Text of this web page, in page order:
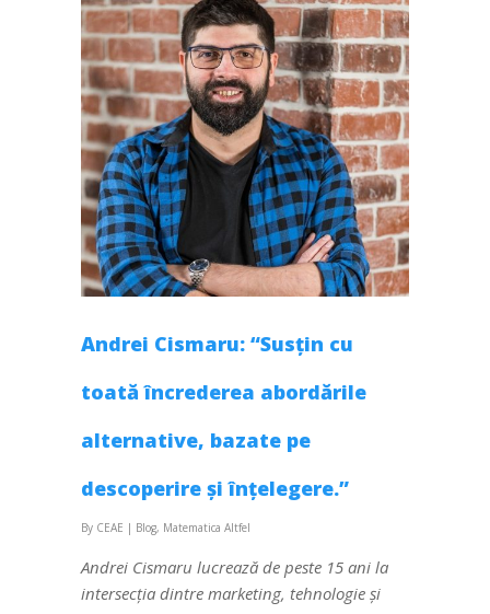
Andrei Cismaru: “Susțin cu
toată încrederea abordările
alternative, bazate pe
descoperire și înțelegere.”
By CEAE | Blog, Matematica Altfel
Andrei Cismaru lucrează de peste 15 ani la
intersecția dintre marketing, tehnologie și